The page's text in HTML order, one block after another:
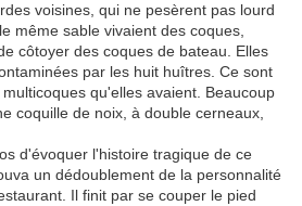
voisines, qui ne pesèrent pas lourd
même sable vivaient des coques,
côtoyer des coques de bateau. Elles
par les huit huîtres. Ce sont
qu'elles avaient. Beaucoup
coquille de noix, à double cerneaux,
d'évoquer l'histoire tragique de ce
un dédoublement de la personnalité
Il finit par se couper le pied